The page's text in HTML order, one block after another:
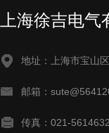
上海徐吉电气
地址：上海市宝山
邮箱：
传真：021-